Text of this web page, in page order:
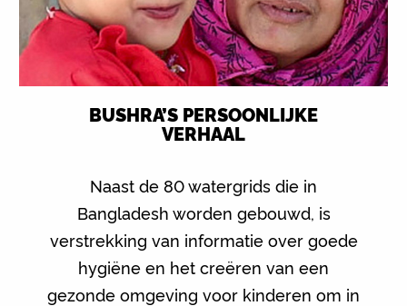
BUSHRA’S PERSOONLIJKE
VERHAAL
Naast de 80 watergrids die in
Bangladesh worden gebouwd, is
verstrekking van informatie over goede
hygiëne en het creëren van een
gezonde omgeving voor kinderen om in